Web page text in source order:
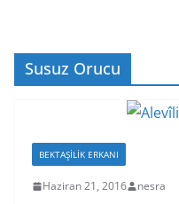
Susuz Orucu
BEKTAŞILIK ERKANI
Haziran 21, 2016 nesra